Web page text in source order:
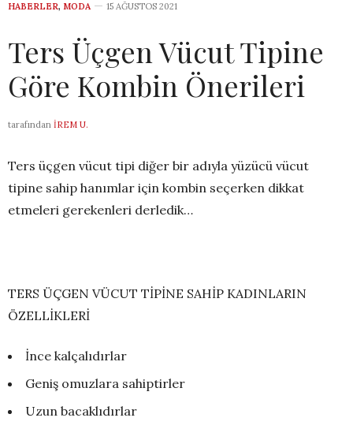
HABERLER, MODA 15 AĞUSTOS 2021
Ters Üçgen Vücut Tipine
Göre Kombin Önerileri
tarafından İREM U.
Ters üçgen vücut tipi diğer bir adıyla yüzücü vücut
tipine sahip hanımlar için kombin seçerken dikkat
etmeleri gerekenleri derledik…
TERS ÜÇGEN VÜCUT TİPİNE SAHİP KADINLARIN
ÖZELLİKLERİ
İnce kalçalıdırlar
Geniş omuzlara sahiptirler
Uzun bacaklıdırlar